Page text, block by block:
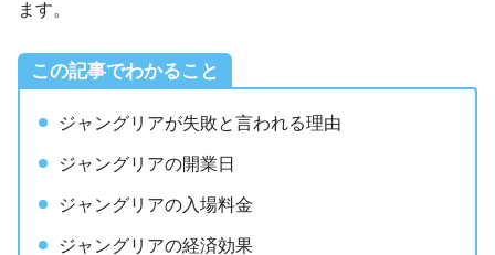
ます。
この記事でわかること
ジャングリアが失敗と言われる理由
ジャングリアの開業日
ジャングリアの入場料金
ジャングリアの経済効果